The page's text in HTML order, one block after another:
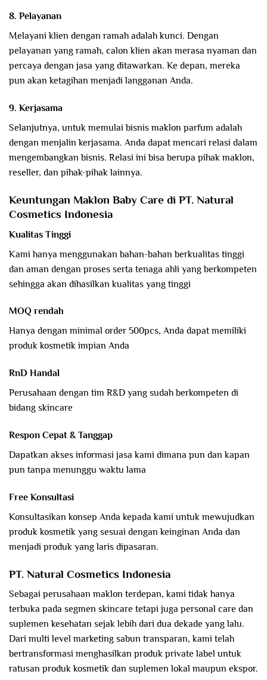
8. Pelayanan
Melayani klien dengan ramah adalah kunci. Dengan
pelayanan yang ramah, calon klien akan merasa nyaman dan
percaya dengan jasa yang ditawarkan. Ke depan, mereka
pun akan ketagihan menjadi langganan Anda.
9. Kerjasama
Selanjutnya, untuk memulai bisnis maklon parfum adalah
dengan menjalin kerjasama. Anda dapat mencari relasi dalam
mengembangkan bisnis. Relasi ini bisa berupa pihak maklon,
reseller, dan pihak-pihak lainnya.
Keuntungan Maklon Baby Care di PT. Natural
Cosmetics Indonesia
Kualitas Tinggi
Kami hanya menggunakan bahan-bahan berkualitas tinggi
dan aman dengan proses serta tenaga ahli yang berkompeten
sehingga akan dihasilkan kualitas yang tinggi
MOQ rendah
Hanya dengan minimal order 500pcs, Anda dapat memiliki
produk kosmetik impian Anda
RnD Handal
Perusahaan dengan tim R&D yang sudah berkompeten di
bidang skincare
Respon Cepat & Tanggap
Dapatkan akses informasi jasa kami dimana pun dan kapan
pun tanpa menunggu waktu lama
Free Konsultasi
Konsultasikan konsep Anda kepada kami untuk mewujudkan
produk kosmetik yang sesuai dengan keinginan Anda dan
menjadi produk yang laris dipasaran.
PT. Natural Cosmetics Indonesia
Sebagai perusahaan maklon terdepan, kami tidak hanya
terbuka pada segmen skincare tetapi juga personal care dan
suplemen kesehatan sejak lebih dari dua dekade yang lalu.
Dari multi level marketing sabun transparan, kami telah
bertransformasi menghasilkan produk private label untuk
ratusan produk kosmetik dan suplemen lokal maupun ekspor.